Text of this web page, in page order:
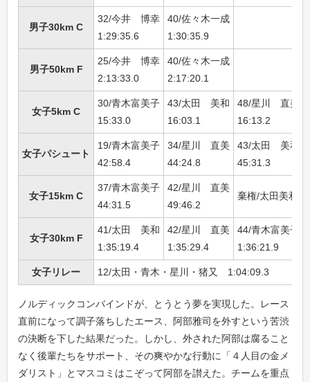
男子30km C
32/今井 博幸
1:29:35.6
40/佐々木一成
1:30:35.9
男子50km F
25/今井 博幸
2:13:33.0
40/佐々木一成
2:17:20.1
女子5km C
30/青木富美子
15:33.0
43/太田 美和
16:03.1
48/星川 直美
16:13.2
女子パシュート
19/青木富美子
42:58.4
34/星川 直美
44:24.8
43/太田 美和
45:31.3
女子15km C
37/青木富美子
44:31.5
42/星川 直美
49:46.2
棄権/太田美和
女子30km F
41/太田 美和
1:35:19.4
42/星川 直美
1:35:29.4
44/青木富美子
1:36:21.9
女子リレー 12/太田・青木・星川・猪又 1:04:09.3
ノルディックコンバインドが、とうとう夢を実現した。レース
直前になって調子落ちしたエース、阿部雅司を外すという苦渋
の決断を下した結果だった。しかし、外された阿部は腐ること
なく後輩たちをサポート、その爽やかな行動に「４人目の金メ
ダリスト」とマスコミはこぞって阿部を讃えた。チームを重点